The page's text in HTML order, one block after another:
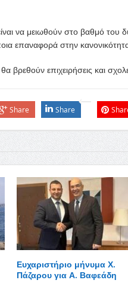
να μειωθούν στο βαθμό του
επαναφορά στην
βρεθούν επιχειρήσεις και
Share Share
Ευχαριστήριο μήνυμα Χ.
Πάζαρου για Α. Βαφεάδη